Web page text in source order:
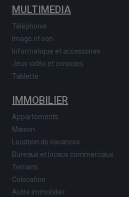
MULTIMEDIA
Téléphonie
Image et son
Informatique et accessoires
Jeux vidéo et consoles
Tablette
IMMOBILIER
Appartements
Maison
Location de vacances
Bureaux et locaux commerciaux
Terrains
Colocation
Autre immobilier